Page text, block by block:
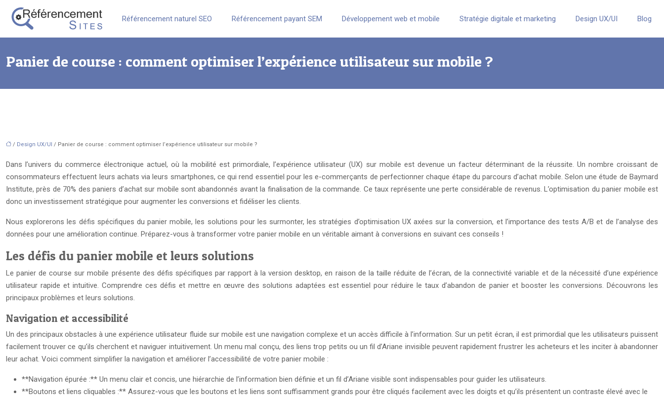
Référencement naturel SEO Référencement payant SEM Développement web et mobile Stratégie digitale et marketing Design UX/UI Blog
Panier de course : comment optimiser l’expérience utilisateur sur mobile ?
/ Design UX/UI / Panier de course : comment optimiser l’expérience utilisateur sur mobile ?
Dans l’univers du commerce électronique actuel, où la mobilité est primordiale, l’expérience utilisateur (UX) sur mobile est devenue un facteur déterminant de la réussite. Un nombre croissant de
consommateurs effectuent leurs achats via leurs smartphones, ce qui rend essentiel pour les e-commerçants de perfectionner chaque étape du parcours d’achat mobile. Selon une étude de Baymard
Institute, près de 70% des paniers d’achat sur mobile sont abandonnés avant la finalisation de la commande. Ce taux représente une perte considérable de revenus. L’optimisation du panier mobile est
donc un investissement stratégique pour augmenter les conversions et fidéliser les clients.
Nous explorerons les défis spécifiques du panier mobile, les solutions pour les surmonter, les stratégies d’optimisation UX axées sur la conversion, et l’importance des tests A/B et de l’analyse des
données pour une amélioration continue. Préparez-vous à transformer votre panier mobile en un véritable aimant à conversions en suivant ces conseils !
Les défis du panier mobile et leurs solutions
Le panier de course sur mobile présente des défis spécifiques par rapport à la version desktop, en raison de la taille réduite de l’écran, de la connectivité variable et de la nécessité d’une expérience
utilisateur rapide et intuitive. Comprendre ces défis et mettre en œuvre des solutions adaptées est essentiel pour réduire le taux d’abandon de panier et booster les conversions. Découvrons les
principaux problèmes et leurs solutions.
Navigation et accessibilité
Un des principaux obstacles à une expérience utilisateur fluide sur mobile est une navigation complexe et un accès difficile à l’information. Sur un petit écran, il est primordial que les utilisateurs puissent
facilement trouver ce qu’ils cherchent et naviguer intuitivement. Un menu mal conçu, des liens trop petits ou un fil d’Ariane invisible peuvent rapidement frustrer les acheteurs et les inciter à abandonner
leur achat. Voici comment simplifier la navigation et améliorer l’accessibilité de votre panier mobile :
**Navigation épurée :** Un menu clair et concis, une hiérarchie de l’information bien définie et un fil d’Ariane visible sont indispensables pour guider les utilisateurs.
**Boutons et liens cliquables :** Assurez-vous que les boutons et les liens sont suffisamment grands pour être cliqués facilement avec les doigts et qu’ils présentent un contraste élevé avec le